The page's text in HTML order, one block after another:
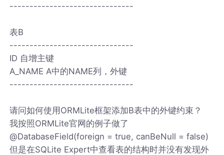
-------------------------------
表B
-------------------------------
ID 自增主键
A_NAME A中的NAME列，外键
-------------------------------
请问如何使用ORMLite框架添加B表中的外键约束？
我按照ORMLite官网的例子做了
@DatabaseField(foreign = true, canBeNull = false)
但是在SQLite Expert中查看表的结构时并没有发现外